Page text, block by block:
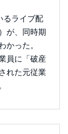
るライブ配
が、同時期
かった。
員に「破産
れた元従業